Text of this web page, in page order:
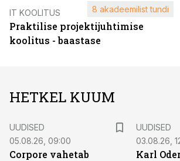
IT KOOLITUS
Praktilise projektijuhtimise
koolitus - baastase
8 akadeemilist tundi
HETKEL KUUM
UUDISED
05.08.26, 09:00
Corpore vahetab
UUDISED
03.08.26,
Karl